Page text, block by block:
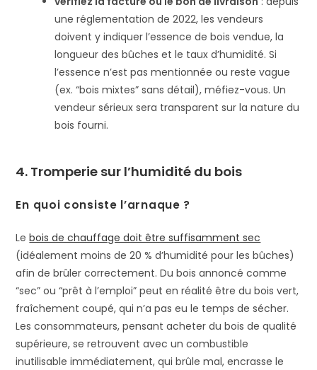
une réglementation de 2022, les vendeurs
doivent y indiquer l’essence de bois vendue, la
longueur des bûches et le taux d’humidité​. Si
l’essence n’est pas mentionnée ou reste vague
(ex. “bois mixtes” sans détail), méfiez-vous. Un
vendeur sérieux sera transparent sur la nature du
bois fourni.
4. Tromperie sur l’humidité du bois
En quoi consiste l’arnaque ?
Lebois de chauffage doit être suffisamment sec
(idéalement moins de 20 % d’humidité pour les bûches​)
afin de brûler correctement. Du bois annoncé comme
“sec” ou “prêt à l’emploi” peut en réalité être du bois vert,
fraîchement coupé, qui n’a pas eu le temps de sécher.
Les consommateurs, pensant acheter du bois de qualité
supérieure, se retrouvent avec un combustible
inutilisable immédiatement, qui brûle mal, encrasse le